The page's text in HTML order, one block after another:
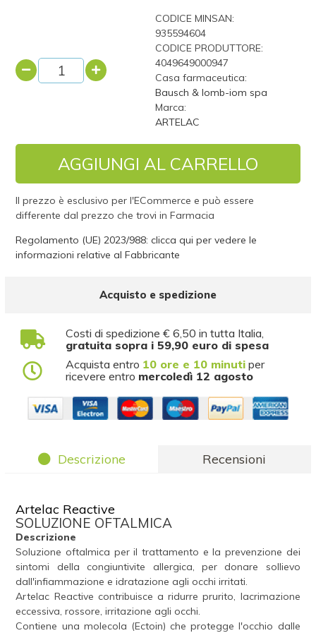
CODICE MINSAN:
935594604
CODICE PRODUTTORE:
4049649000947
Casa farmaceutica:
Bausch & lomb-iom spa
Marca:
ARTELAC
AGGIUNGI AL CARRELLO
Il prezzo è esclusivo per l'ECommerce e può essere
differente dal prezzo che trovi in Farmacia
Regolamento (UE) 2023/988: clicca qui per vedere le
informazioni relative al Fabbricante
Acquisto e spedizione
Costi di spedizione € 6,50 in tutta Italia,
gratuita sopra i 59,90 euro di spesa
Acquista entro 10 ore e 10 minuti per
ricevere entro mercoledì 12 agosto
Descrizione Recensioni
Artelac Reactive
SOLUZIONE OFTALMICA
Descrizione
Soluzione oftalmica per il trattamento e la prevenzione dei
sintomi della congiuntivite allergica, per donare sollievo
dall'infiammazione e idratazione agli occhi irritati.
Artelac Reactive contribuisce a ridurre prurito, lacrimazione
eccessiva, rossore, irritazione agli occhi.
Contiene una molecola (Ectoin) che protegge l'occhio dalle